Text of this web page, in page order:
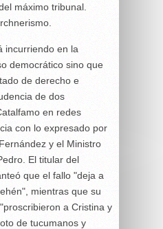
máximo tribunal.
incurriendo en la
democrático sino que
de derecho e
de dos
en redes
con lo expresado por
y el Ministro
El titular del
que el fallo "deja a
mientras que su
a Cristina y
de tucumanos y